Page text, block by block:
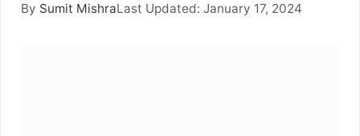
By Sumit MishraLast Updated: January 17, 2024